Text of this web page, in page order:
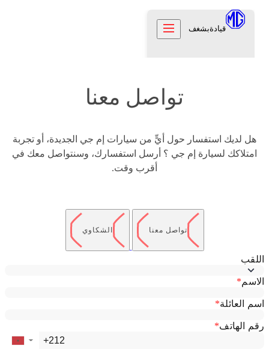
عناية لأبعد الحدود
الضمان
تواصل معنا
علامتنا
تراثنا
اكتشف
المواقع
الأخبار
قيادةبشغف
تواصل معنا
هل لديك استفسار حول أيٍّ من سيارات إم جي الجديدة، أو تجربة
امتلاكك لسيارة إم جي ؟ أرسل استفسارك، وسنتواصل معك في
أقرب وقت.
تواصل معنا الشكاوي